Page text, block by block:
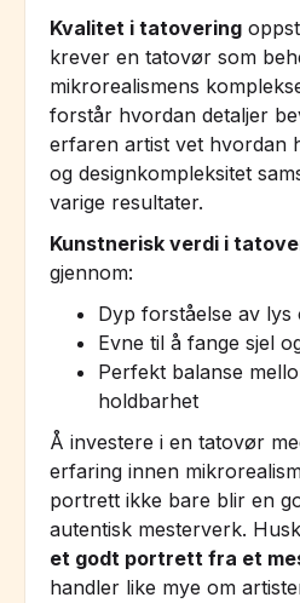
Kvalitet i tatovering
krever en tatovør som
mikrorealismens
forstår hvordan detaljer
erfaren artist vet hvordan
og designkompleksitet
varige resultater.
Kunstnerisk verdi i
gjennom:
Dyp forståelse av lys
Evne til å fange sjel
Perfekt balanse
holdbarhet
Å investere i en tatovør
erfaring innen
portrett ikke bare blir en
autentisk mesterverk.
et godt portrett fra et
handler like mye om